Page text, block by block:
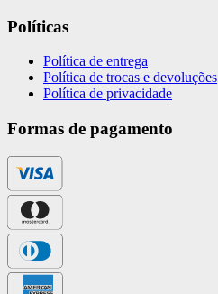
Políticas
Política de entrega
Política de trocas e devoluções
Política de privacidade
Formas de pagamento